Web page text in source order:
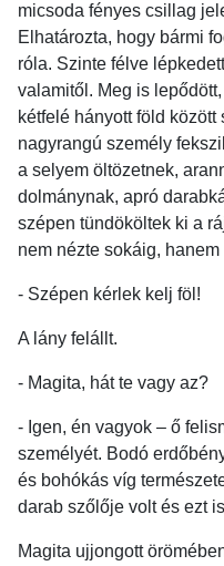
micsoda fényes csillag
Elhatározta, hogy bármi
róla. Szinte félve
valamitől. Meg is
kétfelé hányott föld
nagyrangú személy
a selyem öltözetnek,
dolmánynak, apró
szépen tündököltek ki a
nem nézte sokáig,
- Szépen kérlek kelj föl!
A lány felállt.
- Magita, hát te vagy az?
- Igen, én vagyok – ő
személyét. Bodó
és bohókás víg
darab szőlője volt és ezt
Magita ujjongott